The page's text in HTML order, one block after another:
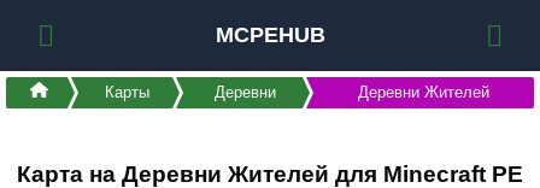
MCPEHUB
Карты Деревни Деревни Жителей
Карта на Деревни Жителей для Minecraft PE